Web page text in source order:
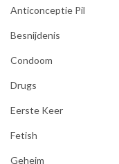
Anticonceptie Pil
Besnijdenis
Condoom
Drugs
Eerste Keer
Fetish
Geheim